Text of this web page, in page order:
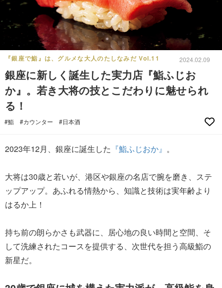
『銀座で鮨』は、グルメな大人のたしなみだ Vol.11 2024.02.09
銀座に新しく誕生した実力店『鮨ふじお
か』。若き大将の技とこだわりに魅せられ
る！
#鮨 #カウンター #日本酒
2023年12月、銀座に誕生した 『鮨ふじおか』 。
大将は30歳と若いが、港区や銀座の名店で腕を磨き、ステ
ップアップ。あふれる情熱から、知識と技術は実年齢より
はるか上！
持ち前の朗らかさも武器に、居心地の良い時間と空間、そ
して洗練されたコースを提供する、次世代を担う高級鮨の
新星だ。